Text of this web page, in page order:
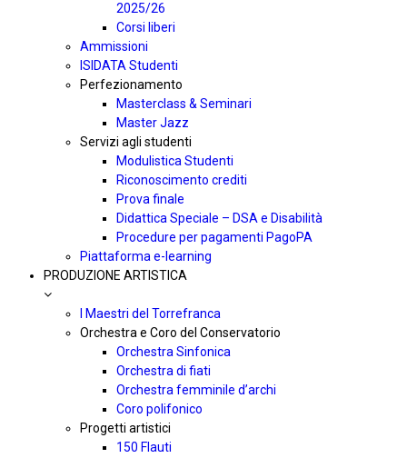
2025/26
Corsi liberi
Ammissioni
ISIDATA Studenti
Perfezionamento
Masterclass & Seminari
Master Jazz
Servizi agli studenti
Modulistica Studenti
Riconoscimento crediti
Prova finale
Didattica Speciale – DSA e Disabilità
Procedure per pagamenti PagoPA
Piattaforma e-learning
PRODUZIONE ARTISTICA
I Maestri del Torrefranca
Orchestra e Coro del Conservatorio
Orchestra Sinfonica
Orchestra di fiati
Orchestra femminile d’archi
Coro polifonico
Progetti artistici
150 Flauti